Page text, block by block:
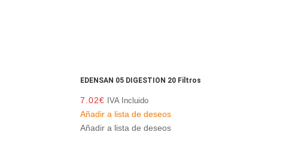
EDENSAN 05 DIGESTION 20 Filtros
7.02€ IVA Incluido
Añadir a lista de deseos
Añadir a lista de deseos